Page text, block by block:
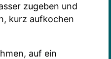
zugeben und
kurz aufkochen
auf ein